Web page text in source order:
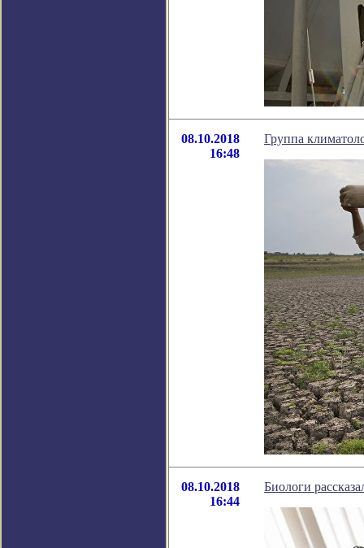
08.10.2018
16:48
Группа
08.10.2018
16:44
Биологи